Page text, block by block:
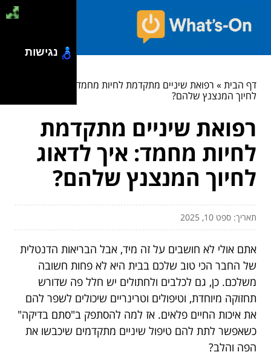
דף הבית» רפואת שיניים מתקדמת לחיות מחמד: איך לדאוג
לחיוך המנצנץ שלהם?
רפואת שיניים מתקדמת
לחיות מחמד: איך לדאוג
לחיוך המנצנץ שלהם?
תאריך: ספט 10, 2025
אתם אולי לא חושבים על זה מיד, אבל הבריאות הדנטלית
של החבר הכי טוב שלכם בבית היא לא פחות חשובה
משלכם. כן, גם לכלבים ולחתולים יש חלל פה שדורש
תחזוקה מיוחדת, וטיפולים וטרינריים שיכולים לשפר להם
את איכות החיים פלאים. אז למה להסתפק ב"סתם בדיקה"
כשאפשר לתת להם טיפול שיניים מתקדמים שיכבשו את
הפה והלב?
נגישות